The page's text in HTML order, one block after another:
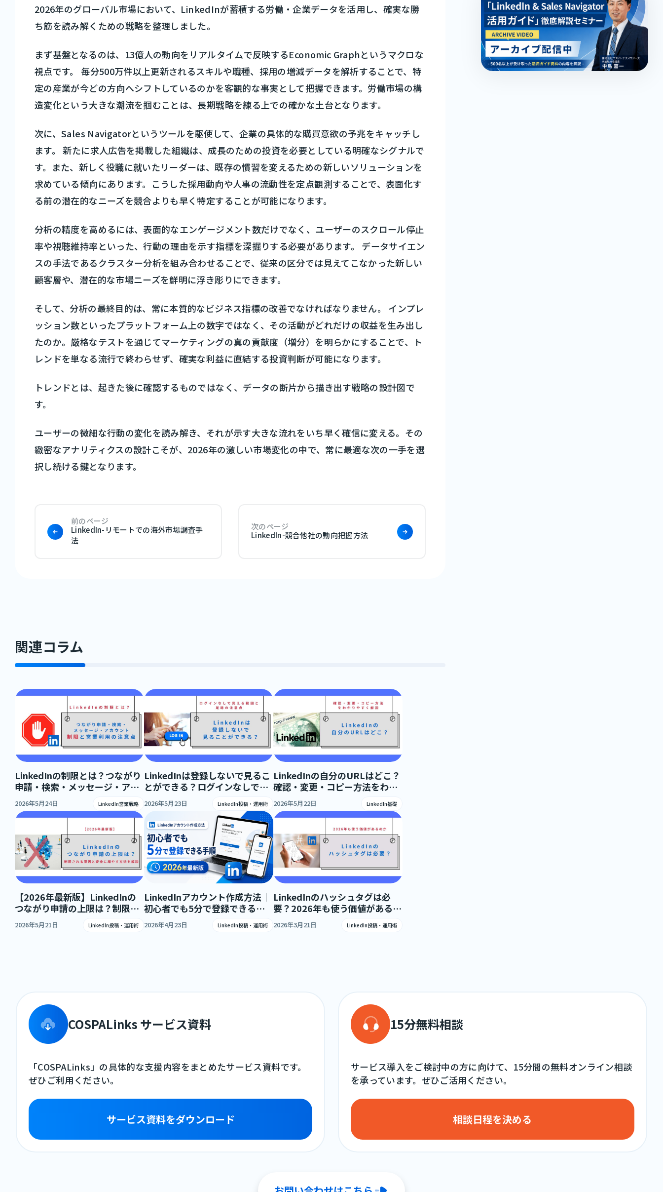
2026年のグローバル市場において、LinkedInが蓄積する労働・企業データを活用し、確実な勝
ち筋を読み解くための戦略を整理しました。
まず基盤となるのは、13億人の動向をリアルタイムで反映するEconomic Graphというマクロな
視点です。 毎分500万件以上更新されるスキルや職種、採用の増減データを解析することで、特
定の産業が今どの方向へシフトしているのかを客観的な事実として把握できます。労働市場の構
造変化という大きな潮流を掴むことは、長期戦略を練る上での確かな土台となります。
次に、Sales Navigatorというツールを駆使して、企業の具体的な購買意欲の予兆をキャッチし
ます。 新たに求人広告を掲載した組織は、成長のための投資を必要としている明確なシグナルで
す。また、新しく役職に就いたリーダーは、既存の慣習を変えるための新しいソリューションを
求めている傾向にあります。こうした採用動向や人事の流動性を定点観測することで、表面化す
る前の潜在的なニーズを競合よりも早く特定することが可能になります。
分析の精度を高めるには、表面的なエンゲージメント数だけでなく、ユーザーのスクロール停止
率や視聴維持率といった、行動の理由を示す指標を深掘りする必要があります。 データサイエン
スの手法であるクラスター分析を組み合わせることで、従来の区分では見えてこなかった新しい
顧客層や、潜在的な市場ニーズを鮮明に浮き彫りにできます。
そして、分析の最終目的は、常に本質的なビジネス指標の改善でなければなりません。 インプレ
ッション数といったプラットフォーム上の数字ではなく、その活動がどれだけの収益を生み出し
たのか。厳格なテストを通じてマーケティングの真の貢献度（増分）を明らかにすることで、ト
レンドを単なる流行で終わらせず、確実な利益に直結する投資判断が可能になります。
トレンドとは、起きた後に確認するものではなく、データの断片から描き出す戦略の設計図で
す。
ユーザーの微細な行動の変化を読み解き、それが示す大きな流れをいち早く確信に変える。その
緻密なアナリティクスの設計こそが、2026年の激しい市場変化の中で、常に最適な次の一手を選
択し続ける鍵となります。
前のページ
LinkedIn-リモートでの海外市場調査手
法
次のページ
LinkedIn-競合他社の動向把握方法
関連コラム
LinkedInの制限とは？つながり
申請・検索・メッセージ・アカ
ウント制限と営業利用の注意点
2026年5月24日 LinkedIn営業戦略
LinkedInは登録しないで見るこ
とができる？ログインなしで見
える範囲と足跡の注意点
2026年5月23日 LinkedIn投稿・運用術
LinkedInの自分のURLはどこ？
確認・変更・コピー方法をわか
りやすく解説
2026年5月22日 LinkedIn基礎
【2026年最新版】LinkedInの
つながり申請の上限は？制限さ
れる原因と安全に増やす方法を
解説
2026年5月21日 LinkedIn投稿・運用術
LinkedInアカウント作成方法｜
初心者でも5分で登録できる手
順【2026年最新版】
2026年4月23日 LinkedIn投稿・運用術
LinkedInのハッシュタグは必
要？2026年も使う価値があるの
2026年3月21日 LinkedIn投稿・運用術
COSPALinks サービス資料
「COSPALinks」の具体的な支援内容をまとめたサービス資料です。
ぜひご利用ください。
サービス資料をダウンロード
15分無料相談
サービス導入をご検討中の方に向けて、15分間の無料オンライン相談
を承っています。ぜひご活用ください。
相談日程を決める